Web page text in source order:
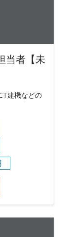
当者【未
建機などの